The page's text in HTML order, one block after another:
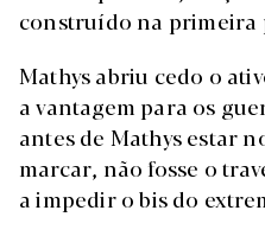
construído na primeira
Mathys abriu cedo o
a vantagem para os
antes de Mathys estar
marcar, não fosse o
a impedir o bis do